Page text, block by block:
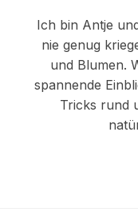
Ich bin Antje
nie genug
und Blumen.
spannende
Tricks rund